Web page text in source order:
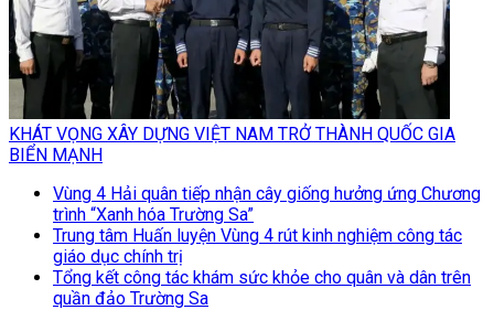
KHÁT VỌNG XÂY DỰNG VIỆT NAM TRỞ THÀNH QUỐC GIA
BIỂN MẠNH
Vùng 4 Hải quân tiếp nhận cây giống hưởng ứng Chương
trình “Xanh hóa Trường Sa”
Trung tâm Huấn luyện Vùng 4 rút kinh nghiệm công tác
giáo dục chính trị
Tổng kết công tác khám sức khỏe cho quân và dân trên
quần đảo Trường Sa